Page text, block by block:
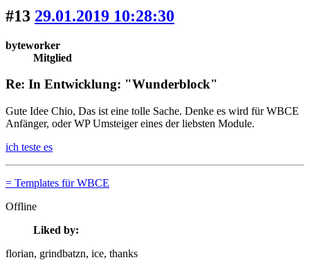
#13 29.01.2019 10:28:30
byteworker
Mitglied
Re: In Entwicklung: "Wunderblock"
Gute Idee Chio, Das ist eine tolle Sache. Denke es wird für WBCE
Anfänger, oder WP Umsteiger eines der liebsten Module.
ich teste es
= Templates für WBCE
Offline
Liked by:
florian, grindbatzn, ice, thanks